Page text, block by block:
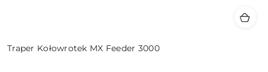
Traper Kołowrotek MX Feeder 3000